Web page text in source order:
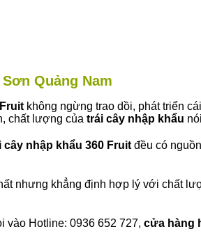
Quảng Nam
không ngừng trao dồi, phát triển
chất lượng của trái cây nhập khẩu
nhập khẩu 360 Fruit đều có
nhưng khẳng định hợp lý với chất
vào Hotline: 0936 652 727, cửa hàng